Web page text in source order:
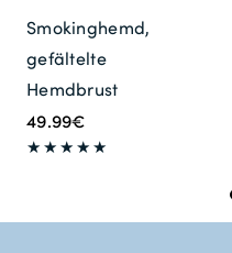
Smokinghemd,
gefältelte
Hemdbrust
49.99€